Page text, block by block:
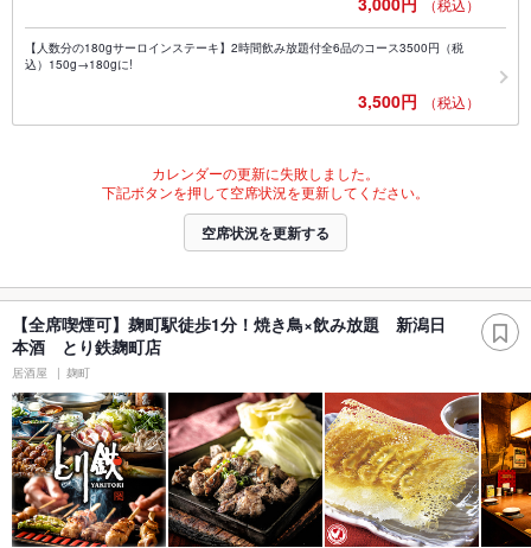
【人数分の180gサーロインステーキ】2時間飲み放題付全6品のコース3500円（税
込）150g→180gに!
3,500円 （税込）
カレンダーの更新に失敗しました。
下記ボタンを押して空席状況を更新してください。
空席状況を更新する
【全席喫煙可】麹町駅徒歩1分！焼き鳥×飲み放題 新潟日
本酒 とり鉄麹町店
居酒屋 麹町